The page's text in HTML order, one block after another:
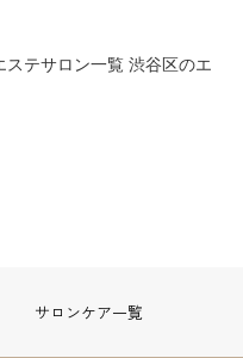
ステサロン一覧 渋谷区のエ
サロンケア一覧